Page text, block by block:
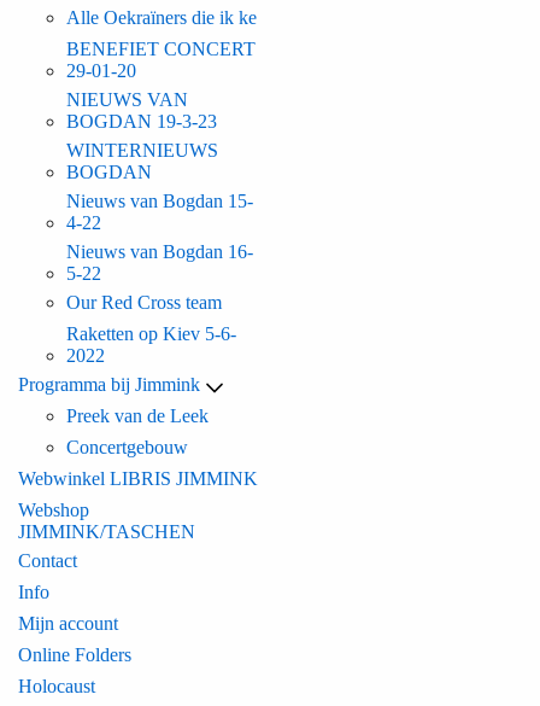
Alle Oekraïners die ik ke
BENEFIET CONCERT
29-01-20
NIEUWS VAN
BOGDAN 19-3-23
WINTERNIEUWS
BOGDAN
Nieuws van Bogdan 15-
4-22
Nieuws van Bogdan 16-
5-22
Our Red Cross team
Raketten op Kiev 5-6-
2022
Programma bij Jimmink
Preek van de Leek
Concertgebouw
Webwinkel LIBRIS JIMMINK
Webshop
JIMMINK/TASCHEN
Contact
Info
Mijn account
Online Folders
Holocaust